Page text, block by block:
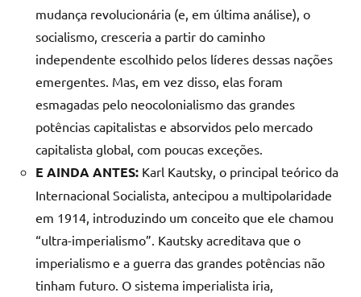
mudança revolucionária (e, em última análise), o
socialismo, cresceria a partir do caminho
independente escolhido pelos líderes dessas nações
emergentes. Mas, em vez disso, elas foram
esmagadas pelo neocolonialismo das grandes
potências capitalistas e absorvidos pelo mercado
capitalista global, com poucas exceções.
E AINDA ANTES: Karl Kautsky, o principal teórico da
Internacional Socialista, antecipou a multipolaridade
em 1914, introduzindo um conceito que ele chamou
“ultra-imperialismo”. Kautsky acreditava que o
imperialismo e a guerra das grandes potências não
tinham futuro. O sistema imperialista iria,